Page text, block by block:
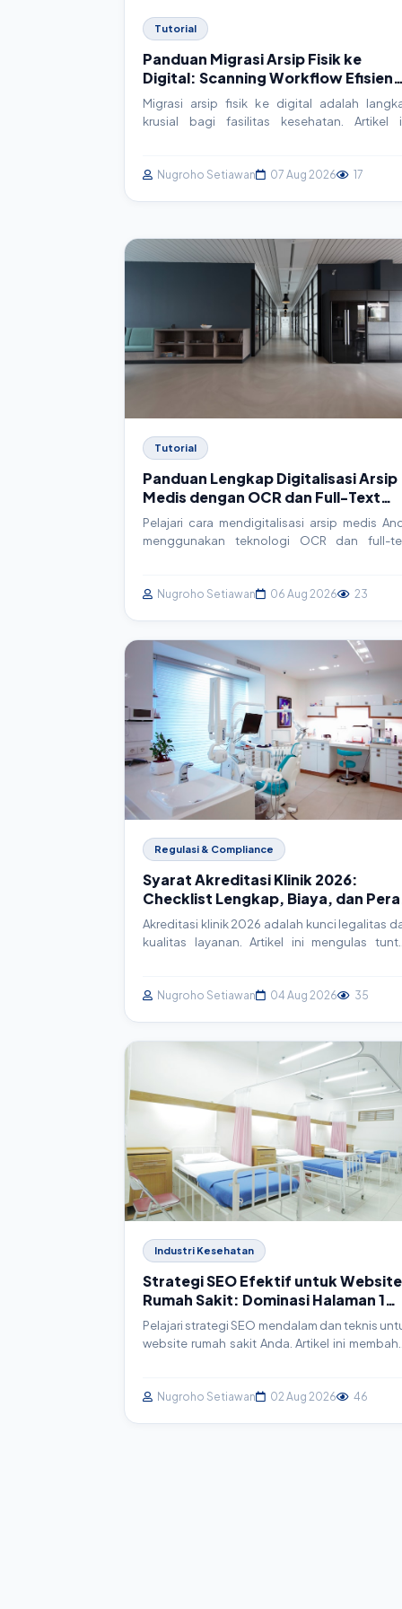
Tutorial
Panduan Migrasi Arsip Fisik ke
Digital: Scanning Workflow Efisien
untuk Faskes
Migrasi arsip fisik ke digital adalah
krusial bagi fasilitas kesehatan. Artikel
efisien, mulai dari persiapan hingga
Nugroho Setiawan 07 Aug 2026 17
Tutorial
Panduan Lengkap Digitalisasi Arsip
Medis dengan OCR dan Full-Text
Search untuk SIMRS
Pelajari cara mendigitalisasi arsip medis
menggunakan teknologi OCR dan full-
practice untuk meningkatkan
Nugroho Setiawan 06 Aug 2026 23
Regulasi & Compliance
Syarat Akreditasi Klinik 2026:
Checklist Lengkap, Biaya, dan
Teknologi
Akreditasi klinik 2026 adalah kunci legalitas
kualitas layanan. Artikel ini mengulas
menjadi aset strategis dalam proses
Nugroho Setiawan 04 Aug 2026 35
Industri Kesehatan
Strategi SEO Efektif untuk Website
Rumah Sakit: Dominasi Halaman 1
Google
Pelajari strategi SEO mendalam dan teknis
website rumah sakit Anda. Artikel ini
agar website Anda merajai hasil
Nugroho Setiawan 02 Aug 2026 46